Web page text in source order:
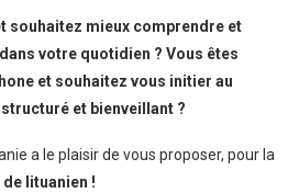
souhaitez mieux comprendre et
votre quotidien ? Vous êtes
et souhaitez vous initier au
et bienveillant ?
a le plaisir de vous proposer, pour la
lituanien !